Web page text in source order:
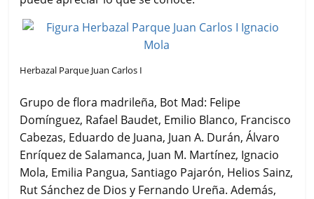
Herbazal Parque Juan Carlos I
Grupo de flora madrileña, Bot Mad: Felipe
Domínguez, Rafael Baudet, Emilio Blanco, Francisco
Cabezas, Eduardo de Juana, Juan A. Durán, Álvaro
Enríquez de Salamanca, Juan M. Martínez, Ignacio
Mola, Emilia Pangua, Santiago Pajarón, Helios Sainz,
Rut Sánchez de Dios y Fernando Ureña. Además,